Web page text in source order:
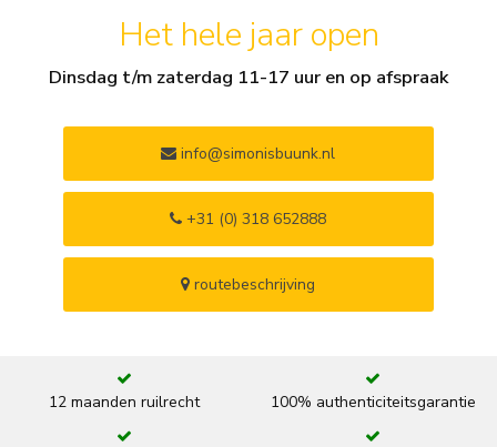
Het hele jaar open
Dinsdag t/m zaterdag 11-17 uur en op afspraak
info@simonisbuunk.nl
+31 (0) 318 652888
routebeschrijving
12 maanden ruilrecht 100% authenticiteitsgarantie